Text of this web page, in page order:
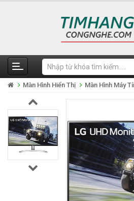
Màn Hình Hiển Thị Màn Hình Máy